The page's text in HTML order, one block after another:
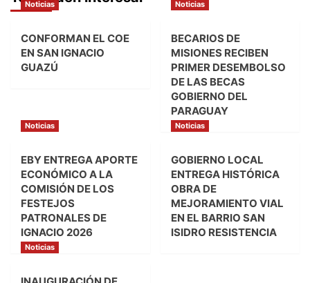
Noticias
CONFORMAN EL COE
EN SAN IGNACIO
GUAZÚ
Noticias
BECARIOS DE
MISIONES RECIBEN
PRIMER DESEMBOLSO
DE LAS BECAS
GOBIERNO DEL
PARAGUAY
Noticias
EBY ENTREGA APORTE
ECONÓMICO A LA
COMISIÓN DE LOS
FESTEJOS
PATRONALES DE
IGNACIO 2026
Noticias
GOBIERNO LOCAL
ENTREGA HISTÓRICA
OBRA DE
MEJORAMIENTO VIAL
EN EL BARRIO SAN
ISIDRO RESISTENCIA
Noticias